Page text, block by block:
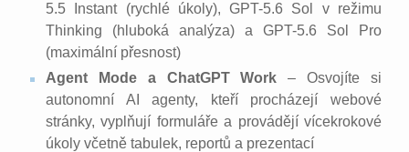
5.5 Instant (rychlé úkoly), GPT-5.6 Sol v režimu
Thinking (hluboká analýza) a GPT-5.6 Sol Pro
(maximální přesnost)
Agent Mode a ChatGPT Work– Osvojíte si
autonomní AI agenty, kteří procházejí webové
stránky, vyplňují formuláře a provádějí vícekrokové
úkoly včetně tabulek, reportů a prezentací